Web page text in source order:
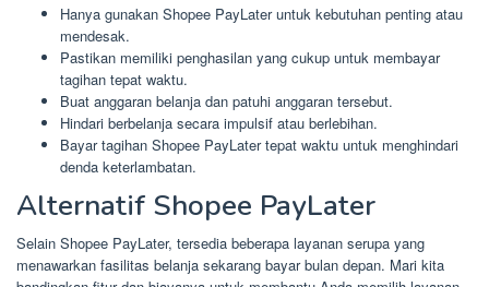
Hanya gunakan Shopee PayLater untuk kebutuhan penting atau
mendesak.
Pastikan memiliki penghasilan yang cukup untuk membayar
tagihan tepat waktu.
Buat anggaran belanja dan patuhi anggaran tersebut.
Hindari berbelanja secara impulsif atau berlebihan.
Bayar tagihan Shopee PayLater tepat waktu untuk menghindari
denda keterlambatan.
Alternatif Shopee PayLater
Selain Shopee PayLater, tersedia beberapa layanan serupa yang
menawarkan fasilitas belanja sekarang bayar bulan depan. Mari kita